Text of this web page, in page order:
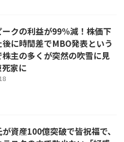
ークの利益が99%減！株価下
に時間差でMBO発表という
株主の多くが突然の吹雪に見
家に
資産100億突破で皆祝福で、